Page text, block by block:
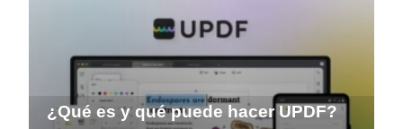
¿Qué es y qué puede hacer UPDF?